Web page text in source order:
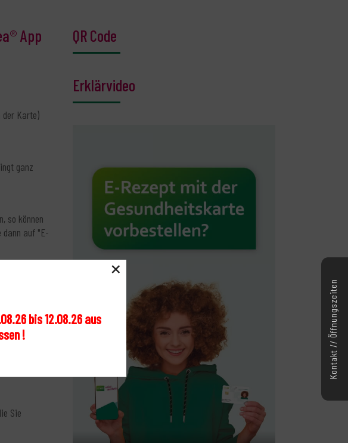
App
der Karte)
ganz
so können
dann auf "E-
zugeschickt.
Sie
QR Code
Erklärvideo
Kontakt // Öffnungszeiten
×
bis 12.08.26 aus
!